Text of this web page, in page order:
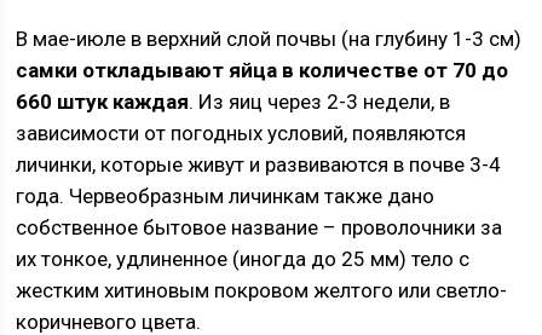
В мае-июле в верхний слой почвы (на глубину 1-3 см)
самки откладывают яйца в количестве от 70 до
660 штук каждая. Из яиц через 2-3 недели, в
зависимости от погодных условий, появляются
личинки, которые живут и развиваются в почве 3-4
года. Червеобразным личинкам также дано
собственное бытовое название – проволочники за
их тонкое, удлиненное (иногда до 25 мм) тело с
жестким хитиновым покровом желтого или светло-
коричневого цвета.